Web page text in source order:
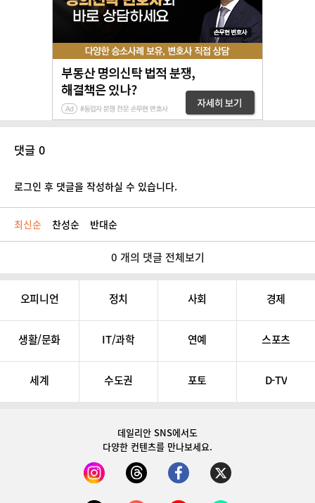
댓글 0
로그인 후 댓글을 작성하실 수 있습니다.
최신순 찬성순 반대순
0 개의 댓글 전체보기
오피니언 정치 사회 경제
생활/문화 IT/과학 연예 스포츠
세계 수도권 포토 D-TV
데일리안 SNS에서도
다양한 컨텐츠를 만나보세요.